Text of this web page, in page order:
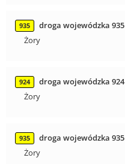
935
droga wojewódzka 935
Żory
924
droga wojewódzka 924
Żory
935
droga wojewódzka 935
Żory